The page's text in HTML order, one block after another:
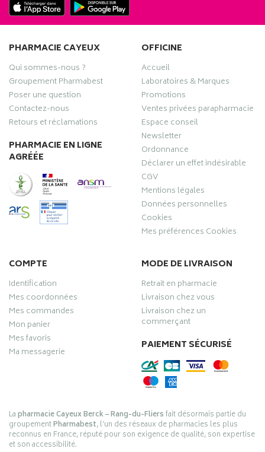
PHARMACIE CAYEUX
Qui sommes-nous ?
Groupement Pharmabest
Poser une question
Contactez-nous
Retours et réclamations
PHARMACIE EN LIGNE
AGRÉÉE
OFFICINE
Accueil
Laboratoires & Marques
Promotions
Ventes privées parapharmacie
Espace conseil
Newsletter
Ordonnance
Déclarer un effet indésirable
CGV
Mentions légales
Données personnelles
Cookies
Mes préférences Cookies
COMPTE
Identification
Mes coordonnées
Mes commandes
Mon panier
Mes favoris
Ma messagerie
MODE DE LIVRAISON
Retrait en pharmacie
Livraison chez vous
Livraison chez un
commerçant
PAIEMENT SÉCURISÉ
Lapharmacie Cayeux Berck – Rang-du-Fliersfait désormais partie du
groupementPharmabest, l’un des réseaux de pharmacies les plus
reconnus en France, réputé pour son exigence de qualité, son expertise
et son accessibilité.